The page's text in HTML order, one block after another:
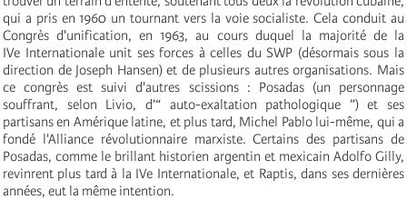
qui a pris en 1960 un tournant vers la voie socialiste. Cela conduit au
Congrès d'unification, en 1963, au cours duquel la majorité de la
IVe Internationaleunit ses forces à celles du SWP (désormais sous la
direction de Joseph Hansen) et de plusieurs autres organisations. Mais
ce congrès est suivi d'autres scissions : Posadas (un personnage
souffrant, selon Livio, d’“ auto-exaltation pathologique ”) et ses
partisans en Amérique latine, et plus tard, Michel Pablo lui-même, qui a
fondé l'Alliance révolutionnaire marxiste. Certains des partisans de
Posadas, comme le brillant historien argentin et mexicain Adolfo Gilly,
revinrent plus tard à la IVe Internationale, et Raptis, dans ses dernières
années, eut la même intention.